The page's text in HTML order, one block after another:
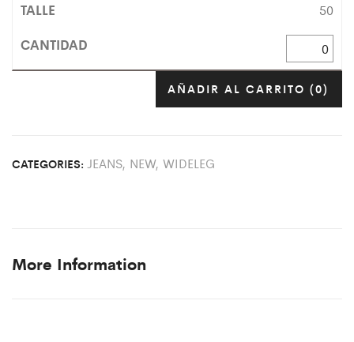
50
AÑADIR AL CARRITO (0)
CATEGORIES: JEANS, NEW, WIDELEG
More Information